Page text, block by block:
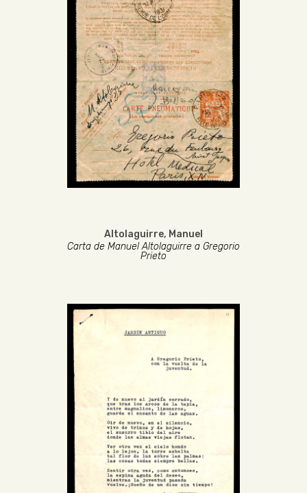
Altolaguirre, Manuel
Carta de Manuel Altolaguirre a Gregorio
Prieto